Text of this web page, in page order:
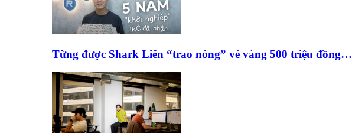
Từng được Shark Liên “trao nóng” vé vàng 500 triệu đồng…